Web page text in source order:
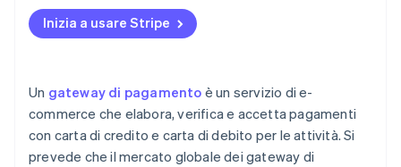
Report e accuratezza per la riconciliazione
Inizia a usare Stripe
Un gateway di pagamento è un servizio di e-
commerce che elabora, verifica e accetta pagamenti
con carta di credito e carta di debito per le attività. Si
prevede che il mercato globale dei gateway di